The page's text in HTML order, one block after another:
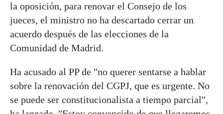
la oposición, para renovar el Consejo de los
jueces, el ministro no ha descartado cerrar un
acuerdo después de las elecciones de la
Comunidad de Madrid.
Ha acusado al PP de "no querer sentarse a hablar
sobre la renovación del CGPJ, que es urgente. No
se puede ser constitucionalista a tiempo parcial",